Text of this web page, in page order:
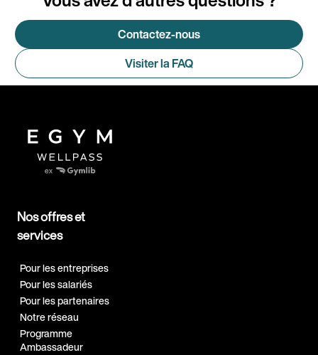
Contactez-nous
Visiter la FAQ
Nos offres et
services
Pour les entreprises
Pour les salariés
Pour les partenaires
Notre réseau
Programme
Ambassadeur